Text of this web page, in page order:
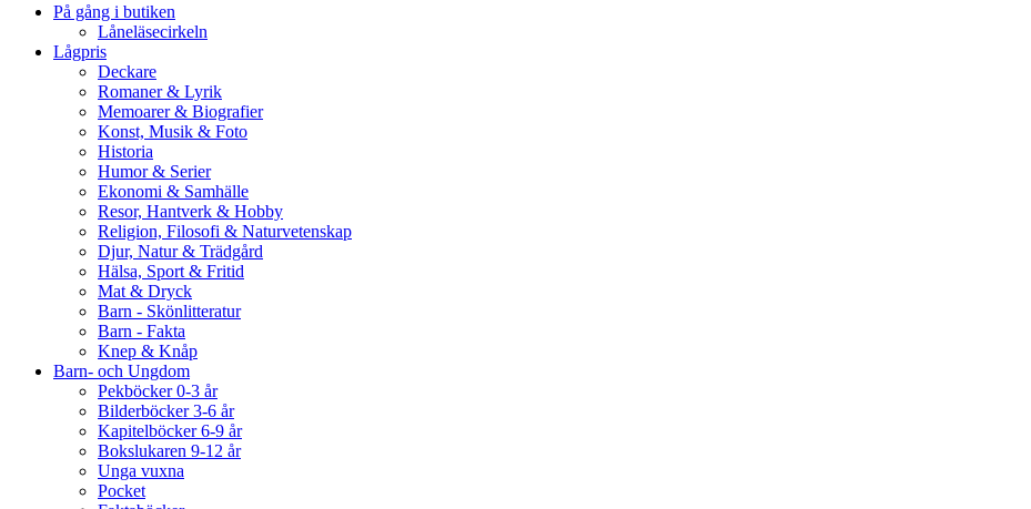
På gång i butiken
Låneläsecirkeln
Lågpris
Deckare
Romaner & Lyrik
Memoarer & Biografier
Konst, Musik & Foto
Historia
Humor & Serier
Ekonomi & Samhälle
Resor, Hantverk & Hobby
Religion, Filosofi & Naturvetenskap
Djur, Natur & Trädgård
Hälsa, Sport & Fritid
Mat & Dryck
Barn - Skönlitteratur
Barn - Fakta
Knep & Knåp
Barn- och Ungdom
Pekböcker 0-3 år
Bilderböcker 3-6 år
Kapitelböcker 6-9 år
Bokslukaren 9-12 år
Unga vuxna
Pocket